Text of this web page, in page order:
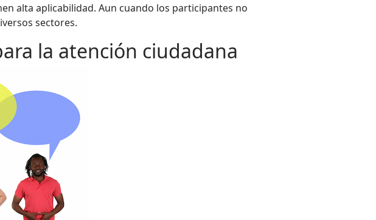
alta aplicabilidad. Aun cuando los participantes no
sectores.
la atención ciudadana